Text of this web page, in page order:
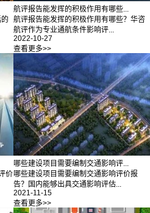
航评报告能发挥的积极作用有哪些...
航评报告能发挥的积极作用有哪些？华咨
航评作为专业通航条件影响评...
2022-10-27
查看更多>>
价
哪些建设项目需要编制交通影响评...
哪些建设项目需要编制交通影响评价报
告？国内能够出具交通影响评估...
2021-11-15
查看更多>>